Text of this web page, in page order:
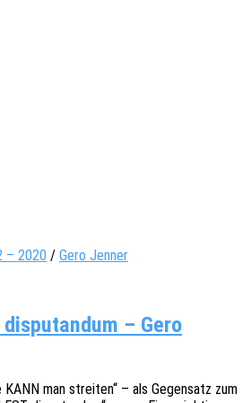
– 2020 / Gero Jenner
– Gero
man strei­ten“ – als Gegen­satz zum